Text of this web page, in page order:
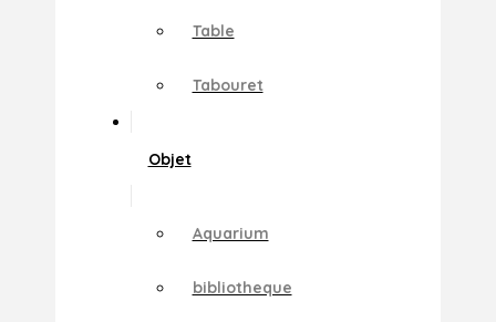
Table
Tabouret
Objet
Aquarium
bibliotheque